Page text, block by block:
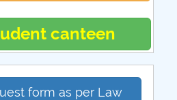
canteen
form as per Law